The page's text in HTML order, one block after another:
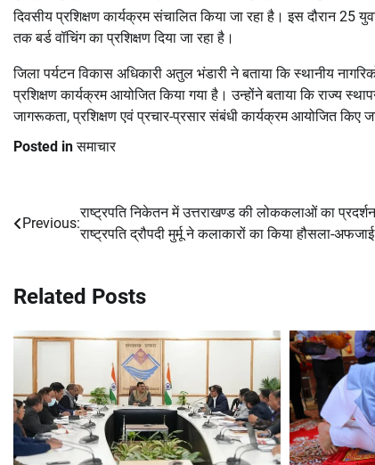
दिवसीय प्रशिक्षण कार्यक्रम संचालित किया जा रहा है। इस दौरान 25
तक बर्ड वॉचिंग का प्रशिक्षण दिया जा रहा है।
जिला पर्यटन विकास अधिकारी अतुल भंडारी ने बताया कि स्थानीय
प्रशिक्षण कार्यक्रम आयोजित किया गया है। उन्होंने बताया कि राज्य
जागरूकता, प्रशिक्षण एवं प्रचार-प्रसार संबंधी कार्यक्रम आयोजित किए
Posted inसमाचार
Post
navigation
Previous:
राष्ट्रपति निकेतन में उत्तराखण्ड की लोककलाओं का
राष्ट्रपति द्रौपदी मुर्मू ने कलाकारों का किया हौसला-अफजाई
Related Posts